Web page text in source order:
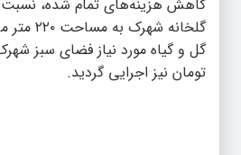
کاهش هزینه‌های تمام شده،
گلخانه
تومان نیز اجرایی گردید.